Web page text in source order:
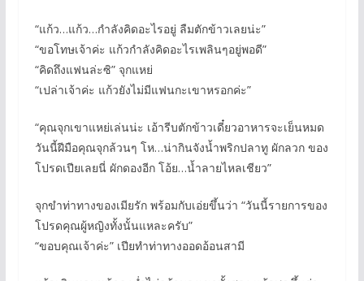
“แก้ว…แก้ว…กำลังคิดอะไรอยู่ ลืมตักข้าวเลยน่ะ”
“ขอโทษเจ้าค่ะ แก้วกำลังคิดอะไรเพลินๆอยู่พอดี”
“คิดถึงแฟนล่ะซิ” จุกแหย่
“เปล่าเจ้าค่ะ แก้วยังไม่มีแฟนกะเขาหรอกค่ะ”
“คุณจุกเขาแหย่เล่นน่ะ เอ้ารีบตักข้าวเดี๋ยวอาหารจะเย็นหมด
วันนี้ฝีมือคุณจุกล้วนๆ โห…น่ากินจังน้ำพริกปลาทู ผักลวก ของ
โปรดเปียเลยนี่ ผักดองอีก โอ้ย…น้ำลายไหลเชียว”
จุกขำท่าทางของเมียรัก พร้อมกับเอ่ยขึ้นว่า “วันนี้รายการของ
โปรดคุณผู้หญิงทั้งนั้นแหละครับ”
“ขอบคุณเจ้าค่ะ” เปียทำท่าทางออดอ้อนสามี